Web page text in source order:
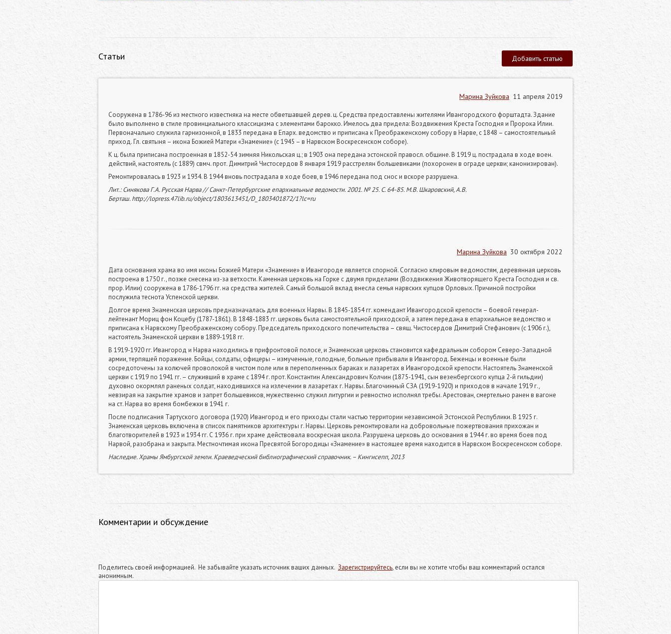
Добавить статью
Статьи
Марина Зуйкова 11 апреля 2019
Сооружена в 1786-96 из местного известняка на месте обветшавшей дерев. ц. Средства предоставлены жителями Ивангородского форштадта. Здание
было выполнено в стиле провинциального классицизма с элементами барокко. Имелось два придела: Воздвижения Креста Господня и Пророка Илии.
Первоначально служила гарнизонной, в 1833 передана в Епарх. ведомство и приписана к Преображенскому собору в Нарве, с 1848 – самостоятельный
приход. Гл. святыня – икона Божией Матери «Знамение» (с 1945 – в Нарвском Воскресенском соборе).
К ц. была приписана построенная в 1852-54 зимняя Никольская ц.; в 1903 она передана эстонской правосл. общине. В 1919 ц. пострадала в ходе воен.
действий, настоятель (с 1889) свмч. прот. Димитрий Чистосердов 8 января 1919 расстрелян большевиками (похоронен в ограде церкви; канонизирован).
Ремонтировалась в 1923 и 1934. В 1944 вновь пострадала в ходе боев, в 1946 передана под снос и вскоре разрушена.
Лит.: Синякова Г.А. Русская Нарва // Санкт-Петербургские епархиальные ведомости. 2001. № 25. С. 64-85. М.В. Шкаровский, А.В.
Берташ.http://lopress.47lib.ru/object/1803613451/D_1803401872/1?lc=ru
Марина Зуйкова 30 октября 2022
Дата основания храма во имя иконы Божией Матери «Знамение» в Ивангороде является спорной. Согласно клировым ведомостям, деревянная церковь
построена в 1750 г., позже снесена из-за ветхости. Каменная церковь на Горке с двумя приделами (Воздвижения Животворящего Креста Господня и св.
прор. Илии) сооружена в 1786-1796 гг. на средства жителей. Самый большой вклад внесла семья нарвских купцов Орловых. Причиной постройки
послужила теснота Успенской церкви.
Долгое время Знаменская церковь предназначалась для военных Нарвы. В 1845-1854 гг. комендант Ивангородской крепости – боевой генерал-
лейтенант Мориц фон Коцебу (1787-1861). В 1848-1883 гг. церковь была самостоятельной приходской, а затем передана в епархиальное ведомство и
приписана к Нарвскому Преображенскому собору. Председатель приходского попечительства – свящ. Чистосердов Димитрий Стефанович (с 1906 г.),
настоятель Знаменской церкви в 1889-1918 гг.
В 1919-1920 гг. Ивангород и Нарва находились в прифронтовой полосе, и Знаменская церковь становится кафедральным собором Северо-Западной
армии, терпящей поражение. Бойцы, солдаты, офицеры – измученные, голодные, больные прибывали в Ивангород. Беженцы и военные были
сосредоточены за колючей проволокой в чистом поле или в переполненных бараках и лазаретах в Ивангородской крепости. Настоятель Знаменской
церкви с 1919 по 1941 гг. – служивший в храме с 1894 г. прот. Константин Александрович Колчин (1875-1941, сын везенбергского купца 2-й гильдии)
духовно окормлял раненых солдат, находившихся на излечении в лазаретах г. Нарвы. Благочинный СЗА (1919-1920) и приходов в начале 1919 г.,
невзирая на закрытие храмов и запрет большевиков, мужественно служил литургии и ревностно исполнял требы. Арестован, смертельно ранен в вагоне
на ст. Нарва во время бомбежки в 1941 г.
После подписания Тартуского договора (1920) Ивангород и его приходы стали частью территории независимой Эстонской Республики. В 1925 г.
Знаменская церковь включена в список памятников архитектуры г. Нарвы. Церковь ремонтировали на добровольные пожертвования прихожан и
благотворителей в 1923 и 1934 гг. С 1936 г. при храме действовала воскресная школа. Разрушена церковь до основания в 1944 г. во время боев под
Нарвой, разобрана и закрыта. Местночтимая икона Пресвятой Богородицы «Знамение» в настоящее время находится в Нарвском Воскресенском соборе.
Наследие. Храмы Ямбургской земли. Краеведческий библиографический справочник. – Кингисепп, 2013
Комментарии и обсуждение
Поделитесь своей информацией. Не забывайте указать источник ваших данных. Зарегистрируйтесь, если вы не хотите чтобы ваш комментарий остался
анонимным.